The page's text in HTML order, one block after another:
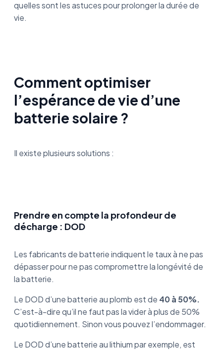
quelles sont les astuces pour prolonger la durée de
vie.
Comment optimiser
l’espérance de vie d’une
batterie solaire ?
Il existe plusieurs solutions :
Prendre en compte la profondeur de
décharge : DOD
Les fabricants de batterie indiquent le taux à ne pas
dépasser pour ne pas compromettre la longévité de
la batterie.
Le DOD d’une batterie au plomb est de 40 à 50%.
C’est-à-dire qu’il ne faut pas la vider à plus de 50%
quotidiennement. Sinon vous pouvez l’endommager.
Le DOD d’une batterie au lithium par exemple, est